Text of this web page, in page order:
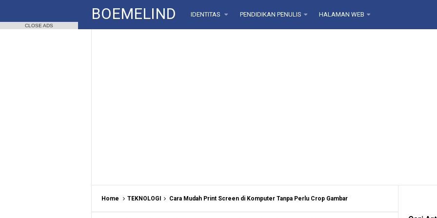
BOEMELIND IDENTITAS PENDIDIKAN PENULIS HALAMAN WEB
Home TEKNOLOGI Cara Mudah Print Screen di Komputer Tanpa Perlu Crop Gambar
CLOSE ADS